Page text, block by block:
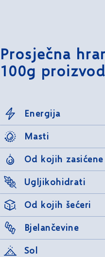
Prosječna
100g
Energija
Masti
Od kojih
Ugljikohidrati
Od kojih šećeri
Bjelančevine
Sol